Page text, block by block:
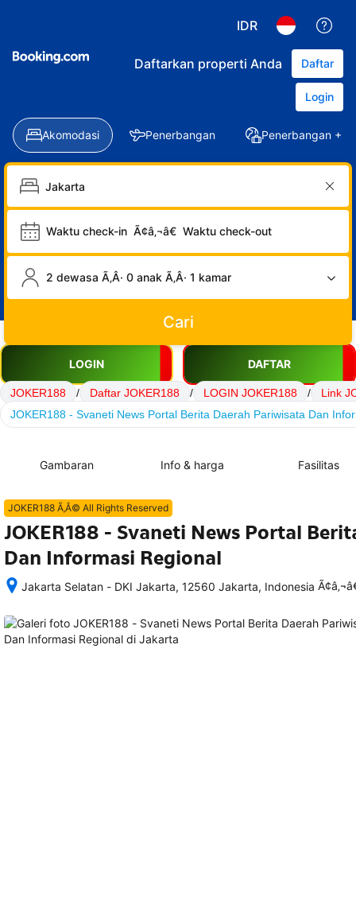
IDR
Daftarkan properti Anda Daftar
Login
Akomodasi Penerbangan Penerbangan +
Waktu check-in Ã¢â‚¬â€ Waktu check-out
2 dewasa Ã‚Â· 0 anak Ã‚Â· 1 kamar
Cari
LOGIN DAFTAR
JOKER188 / Daftar JOKER188 / LOGIN JOKER188 /
Link
JOKER188 - Svaneti News Portal Berita Daerah Pariwisata Dan
Gambaran Info & harga Fasilitas
JOKER188 Ã‚Â© All Rights Reserved
JOKER188 - Svaneti News Portal
Dan Informasi Regional
Jakarta Selatan - DKI Jakarta, 12560 Jakarta, Indonesia
memesan,
semua